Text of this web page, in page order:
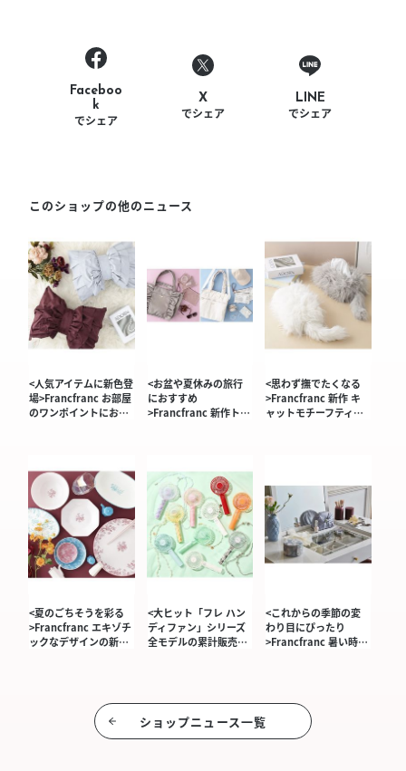
Faceboo
k
でシェア
X
でシェア
LINE
でシェア
このショップの他のニュース
<人気アイテムに新色登
場>Francfranc お部屋
のワンポイントにお…
<お盆や夏休みの旅行
におすすめ
>Francfranc 新作ト…
<思わず撫でたくなる
>Francfranc 新作 キ
ャットモチーフティ…
<夏のごちそうを彩る
>Francfranc エキゾチ
ックなデザインの新…
<大ヒット「フレ ハン
ディファン」シリーズ
全モデルの累計販売…
<これからの季節の変
わり目にぴったり
>Francfranc 暑い時…
ショップニュース⼀覧